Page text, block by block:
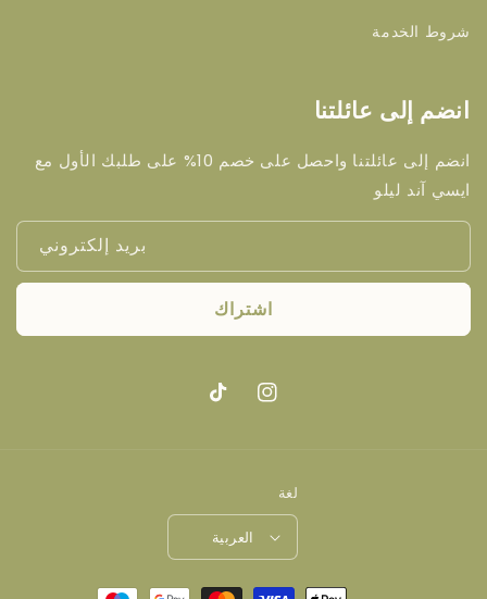
شروط الخدمة
انضم إلى عائلتنا
انضم إلى عائلتنا واحصل على خصم 10% على طلبك الأول مع
ايسي آند ليلو
بريد إلكتروني
اشتراك
انستغرام تيك
لغة
العربية